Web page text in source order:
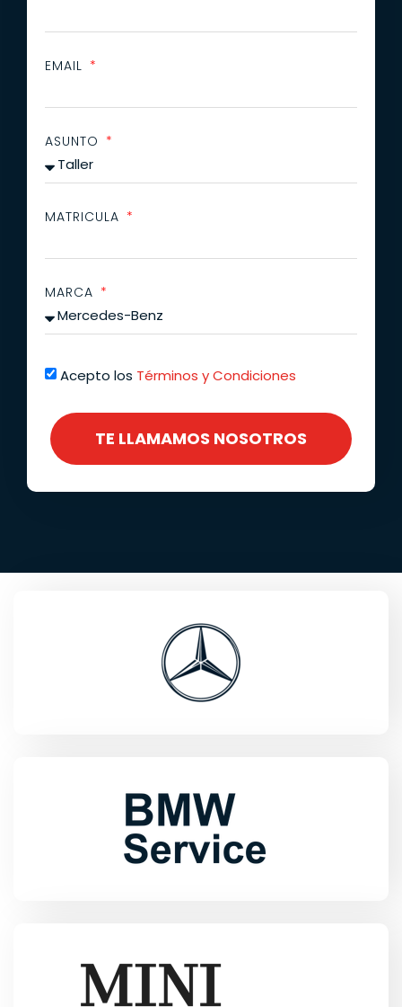
EMAIL
ASUNTO
MATRICULA
MARCA
Acepto los Términos y Condiciones
TE LLAMAMOS NOSOTROS